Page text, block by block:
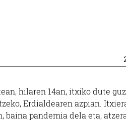
hilaren 14an, itxiko dute
Erdialdearen azpian.
baina pandemia dela eta,